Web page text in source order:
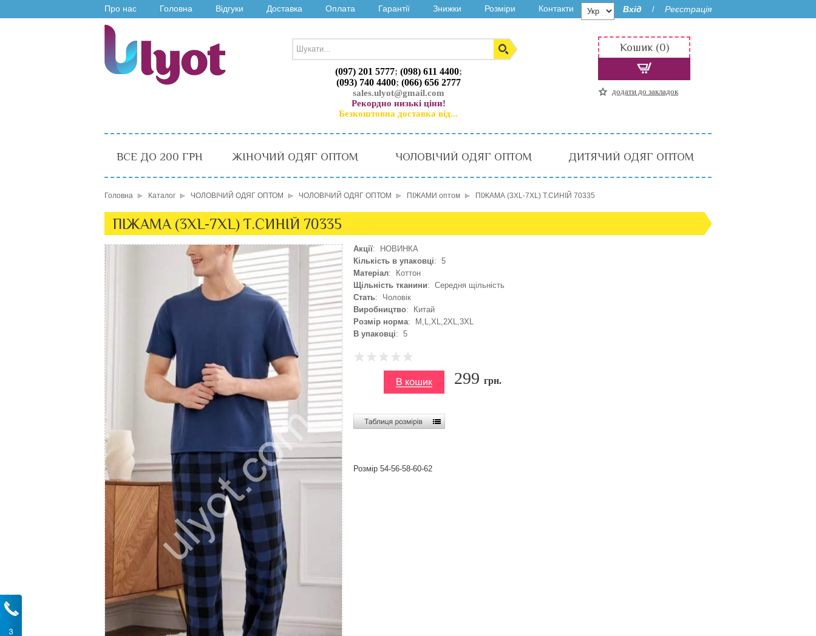
Про нас Головна Відгуки Доставка Оплата Гарантії Знижки Розміри Контакти Вхід / Реєстрація
(097) 201 5777; (098) 611 4400;
(093) 740 4400; (066) 656 2777
sales.ulyot@gmail.com
Рекордно низькі ціни!
Безкоштовна доставка від...
Кошик (0)
додати до закладок
ВСЕ ДО 200 ГРН ЖІНОЧИЙ ОДЯГ ОПТОМ ЧОЛОВІЧИЙ ОДЯГ ОПТОМ ДИТЯЧИЙ ОДЯГ ОПТОМ
Головна Каталог ЧОЛОВІЧИЙ ОДЯГ ОПТОМ ЧОЛОВІЧИЙ ОДЯГ ОПТОМ ПІЖАМИ оптом ПІЖАМА (3XL-7XL) Т.СИНІЙ 70335
ПІЖАМА (3XL-7XL) Т.СИНІЙ 70335
Акції: НОВИНКА
Кількість в упаковці: 5
Матеріал: Коттон
Щільність тканини: Середня щільність
Стать: Чоловік
Виробництво: Китай
Розмір норма: M,L,XL,2XL,3XL
В упаковці: 5
299 грн.
Розмір 54-56-58-60-62